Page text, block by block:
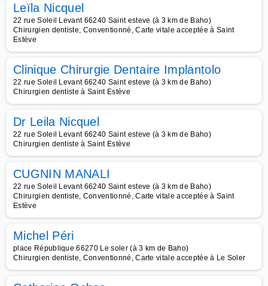
Leïla Nicquel
22 rue Soleil Levant 66240 Saint esteve (à 3 km de Baho)
Chirurgien dentiste, Conventionné, Carte vitale acceptée à Saint
Estève
Clinique Chirurgie Dentaire Implantolo
22 rue Soleil Levant 66240 Saint esteve (à 3 km de Baho)
Chirurgien dentiste à Saint Estève
Dr Leila Nicquel
22 rue Soleil Levant 66240 Saint esteve (à 3 km de Baho)
Chirurgien dentiste à Saint Estève
CUGNIN MANALI
22 rue Soleil Levant 66240 Saint esteve (à 3 km de Baho)
Chirurgien dentiste, Conventionné, Carte vitale acceptée à Saint
Estève
Michel Péri
place République 66270 Le soler (à 3 km de Baho)
Chirurgien dentiste, Conventionné, Carte vitale acceptée à Le Soler